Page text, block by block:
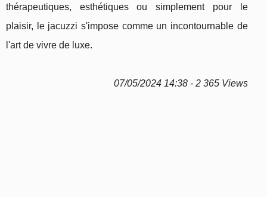
thérapeutiques, esthétiques ou simplement pour le
plaisir, le jacuzzi s'impose comme un incontournable de
l'art de vivre de luxe.
07/05/2024 14:38 - 2 365 Views